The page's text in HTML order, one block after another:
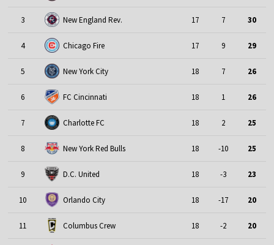
3 New England Rev. 17 7 30
4 Chicago Fire 17 9 29
5 New York City 18 7 26
6 FC Cincinnati 18 1 26
7 Charlotte FC 18 2 25
8 New York Red Bulls 18 -10 25
9 D.C. United 18 -3 23
10 Orlando City 18 -17 20
11 Columbus Crew 18 -2 20